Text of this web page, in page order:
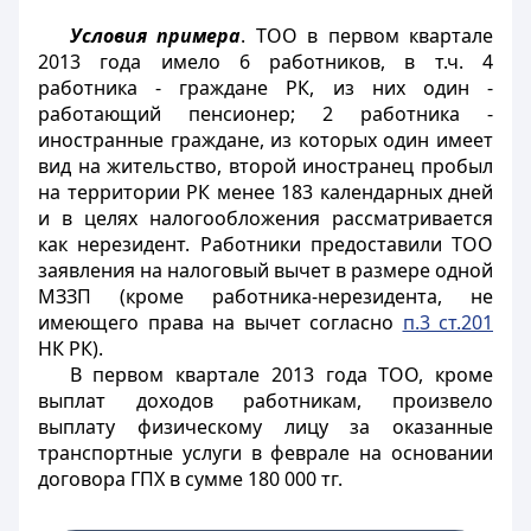
Условия примера. ТОО в первом квартале
2013 года имело 6 работников, в т.ч. 4
работника - граждане РК, из них один -
работающий пенсионер; 2 работника -
иностранные граждане, из которых один имеет
вид на жительство, второй иностранец пробыл
на территории РК менее 183 календарных дней
и в целях налогообложения рассматривается
как нерезидент. Работники предоставили ТОО
заявления на налоговый вычет в размере одной
МЗЗП (кроме работника-нерезидента, не
имеющего права на вычет согласно п.3 ст.201
НК РК).
В первом квартале 2013 года ТОО, кроме
выплат доходов работникам, произвело
выплату физическому лицу за оказанные
транспортные услуги в феврале на основании
договора ГПХ в сумме 180 000 тг.